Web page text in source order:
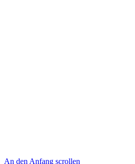
An den Anfang scrollen